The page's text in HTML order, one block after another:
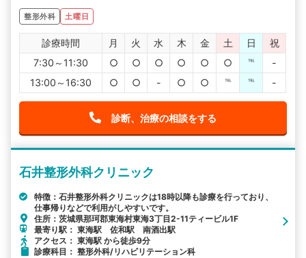
整形外科 土曜日
診療時間 月 火 水 木 金 土 日
祝
7:30～11:30
○ ○ ○ ○ ○ ○ ℡
-
13:00～16:30
○ ○ - ○ ○ ℡ ℡ -
診断、治療の相談をする
石井整形外科クリニック
特徴：石井整形外科クリニックは18時以降も診療を行っており、
仕事帰りなどで利用がしやすいです。
住所：茨城県那珂郡東海村東海3丁目2-11ティービル1F
最寄り駅： 東海駅 佐和駅 南酒出駅
アクセス： 東海駅 から徒歩9分
診療科目： 整形外科/リハビリテーション科